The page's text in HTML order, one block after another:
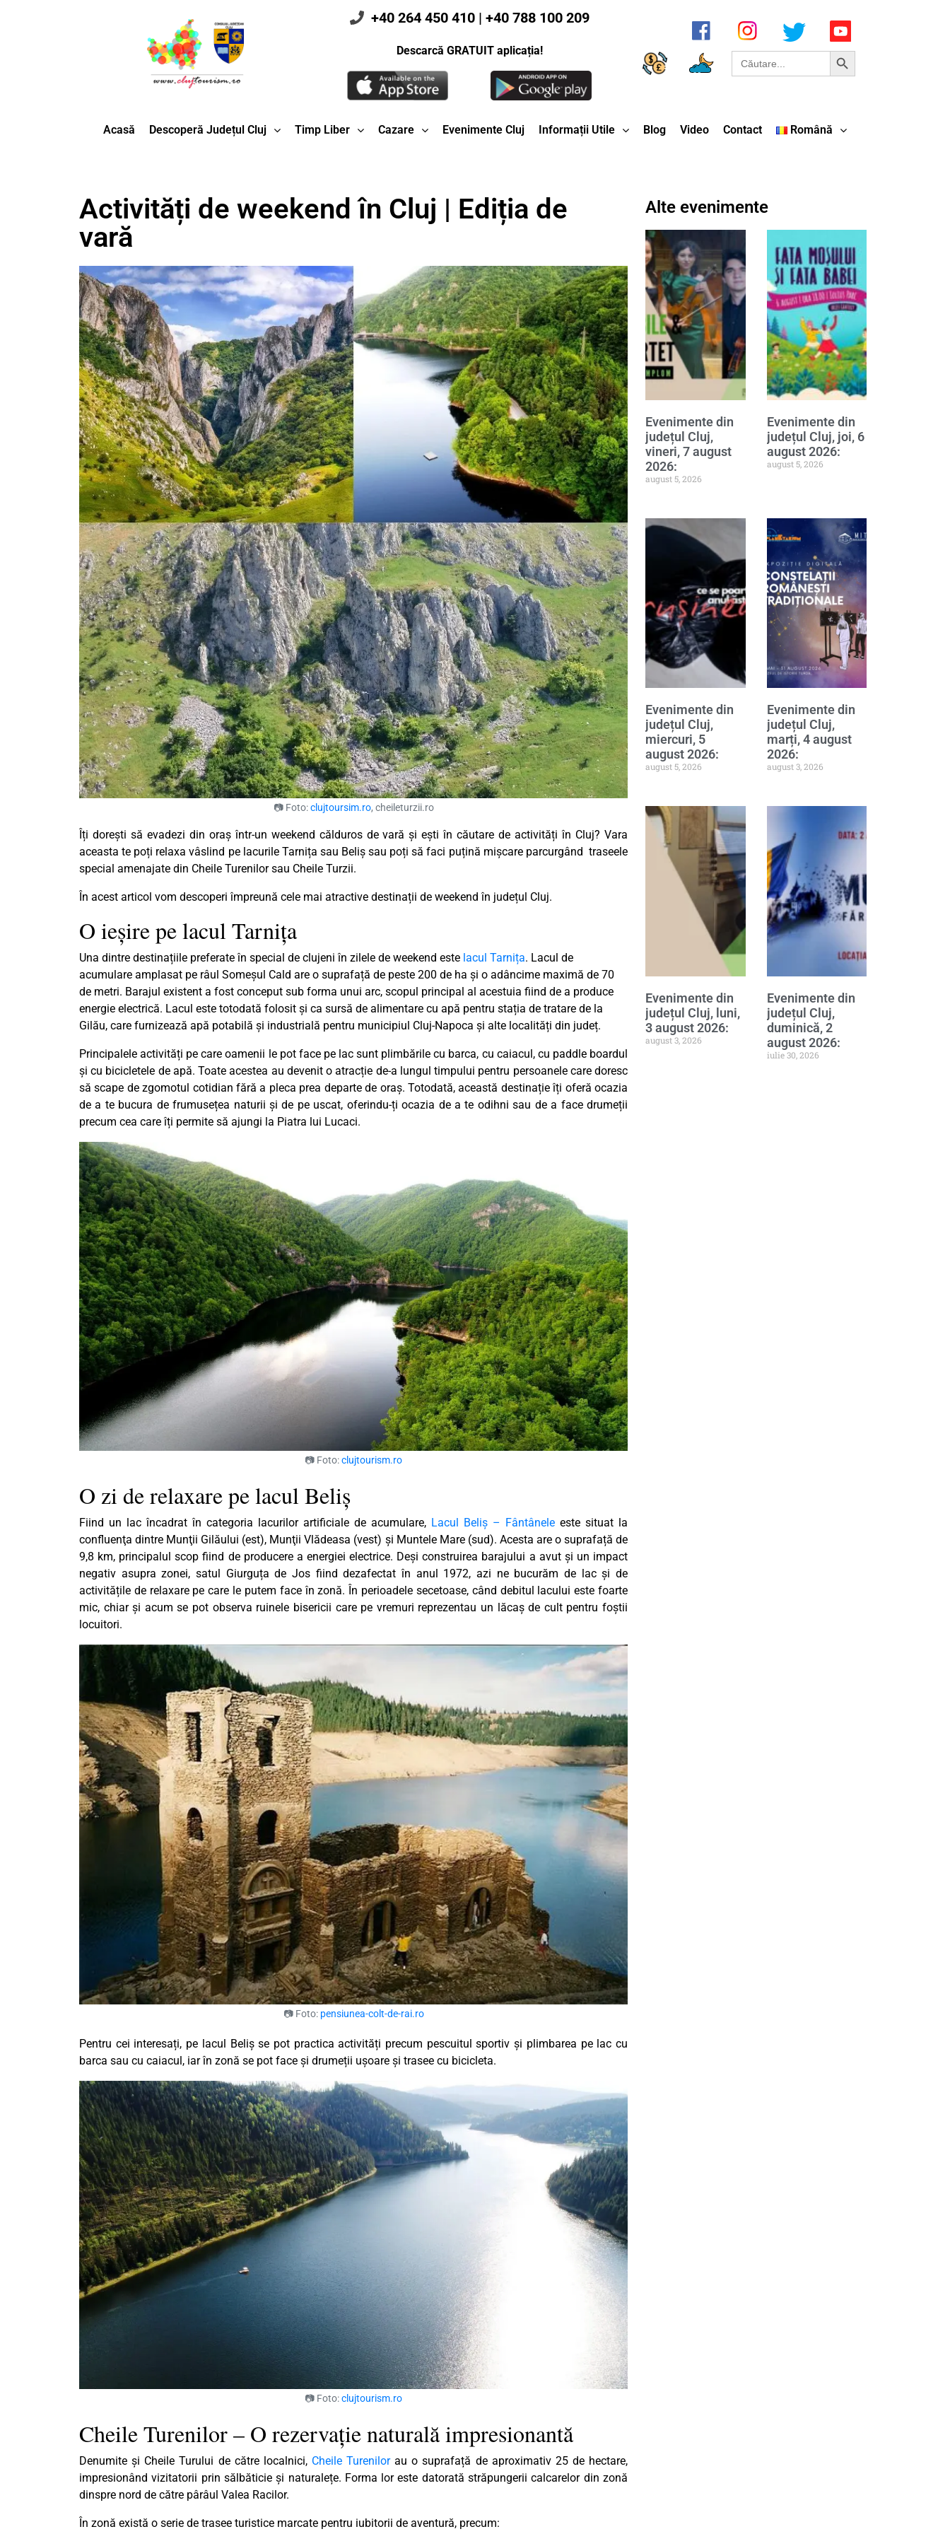
+40 264 450 410 | +40 788 100 209
Descarcă GRATUIT aplicația! Search
for:
Search Button
Acasă Descoperă Județul Cluj Timp Liber Cazare Evenimente Cluj Informații Utile Blog Video Contact Română
Activități de weekend în Cluj | Ediția de
vară
📷 Foto:clujtoursim.ro, cheileturzii.ro
Îți dorești să evadezi din oraș într-un weekend călduros de vară și ești în căutare de activități în Cluj? Vara
aceasta te poți relaxa vâslind pe lacurile Tarnița sau Beliș sau poți să faci puțină mișcare parcurgând traseele
special amenajate din Cheile Turenilor sau Cheile Turzii.
În acest articol vom descoperi împreună cele mai atractive destinații de weekend în județul Cluj.
O ieșire pe lacul Tarnița
Una dintre destinațiile preferate în special de clujeni în zilele de weekend este lacul Tarnița. Lacul de
acumulare amplasat pe râul Someșul Cald are o suprafață de peste 200 de ha și o adâncime maximă de 70
de metri. Barajul existent a fost conceput sub forma unui arc, scopul principal al acestuia fiind de a produce
energie electrică. Lacul este totodată folosit și ca sursă de alimentare cu apă pentru stația de tratare de la
Gilău, care furnizează apă potabilă și industrială pentru municipiul Cluj-Napoca și alte localități din județ.
Principalele activități pe care oamenii le pot face pe lac sunt plimbările cu barca, cu caiacul, cu paddle boardul
și cu bicicletele de apă. Toate acestea au devenit o atracție de-a lungul timpului pentru persoanele care doresc
să scape de zgomotul cotidian fără a pleca prea departe de oraș. Totodată, această destinație îți oferă ocazia
de a te bucura de frumusețea naturii și de pe uscat, oferindu-ți ocazia de a te odihni sau de a face drumeții
precum cea care îți permite să ajungi la Piatra lui Lucaci.
📷 Foto:clujtourism.ro
O zi de relaxare pe lacul Beliș
Fiind un lac încadrat în categoria lacurilor artificiale de acumulare, Lacul Beliș – Fântânele este situat la
confluenţa dintre Munţii Gilăului (est), Munţii Vlădeasa (vest) şi Muntele Mare (sud). Acesta are o suprafață de
9,8 km, principalul scop fiind de producere a energiei electrice. Deși construirea barajului a avut și un impact
negativ asupra zonei, satul Giurguța de Jos fiind dezafectat în anul 1972, azi ne bucurăm de lac și de
activitățile de relaxare pe care le putem face în zonă. În perioadele secetoase, când debitul lacului este foarte
mic, chiar și acum se pot observa ruinele bisericii care pe vremuri reprezentau un lăcaș de cult pentru foștii
locuitori.
📷 Foto: pensiunea-colt-de-rai.ro
Pentru cei interesați, pe lacul Beliș se pot practica activități precum pescuitul sportiv și plimbarea pe lac cu
barca sau cu caiacul, iar în zonă se pot face și drumeții ușoare și trasee cu bicicleta.
📷 Foto:clujtourism.ro
Cheile Turenilor – O rezervație naturală impresionantă
Denumite și Cheile Turului de către localnici, Cheile Turenilorau o suprafață de aproximativ 25 de hectare,
impresionând vizitatorii prin sălbăticie și naturalețe. Forma lor este datorată străpungerii calcarelor din zonă
dinspre nord de către pârâul Valea Racilor.
În zonă există o serie de trasee turistice marcate pentru iubitorii de aventură, precum:
Alte evenimente
Evenimente din
județul Cluj,
vineri, 7 august
2026:
august 5, 2026
Evenimente din
județul Cluj, joi, 6
august 2026:
august 5, 2026
Evenimente din
județul Cluj,
miercuri, 5
august 2026:
august 5, 2026
Evenimente din
județul Cluj,
marți, 4 august
2026:
august 3, 2026
Evenimente din
județul Cluj, luni,
3 august 2026:
august 3, 2026
Evenimente din
județul Cluj,
duminică, 2
august 2026:
iulie 30, 2026